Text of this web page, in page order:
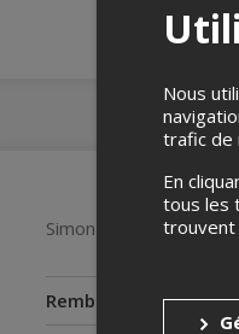
Simon Gouache
Remboursements
Nous
trafic de
En
tous les
trouvent